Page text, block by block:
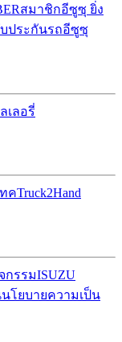
สมาชิกอีซูซุ ยิ่ง
ประกันรถอีซูซุ
เลอรี่
ทคTruck2Hand
กรรมISUZU
นโยบายความเป็น